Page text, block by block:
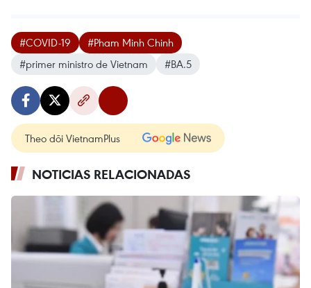
#COVID-19
#Pham Minh Chinh
#primer ministro de Vietnam
#BA.5
Theo dõi VietnamPlus
NOTICIAS RELACIONADAS